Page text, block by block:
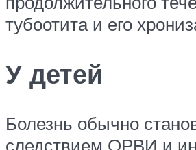
тубоотита и его
У детей
Болезнь обычно
следствием ОРВИ и